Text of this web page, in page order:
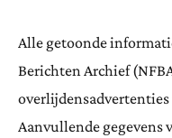
Alle getoonde
Berichten Archief
Aanvullende gegevens